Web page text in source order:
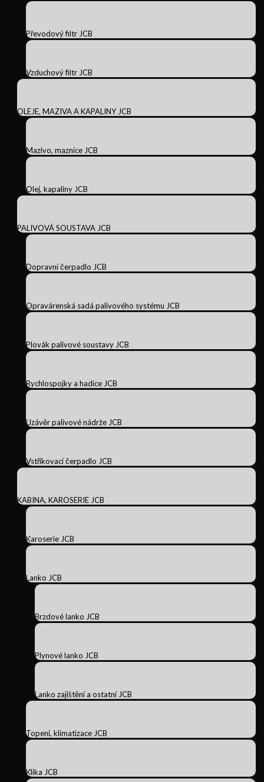
Převodový filtr JCB
Vzduchový filtr JCB
OLEJE, MAZIVA A KAPALINY JCB
Mazivo, maznice JCB
Olej, kapaliny JCB
PALIVOVÁ SOUSTAVA JCB
Dopravní čerpadlo JCB
Opravárenská sadá palivového systému JCB
Plovák palivové soustavy JCB
Rychlospojky a hadice JCB
Uzávěr palivové nádrže JCB
Vstřikovací čerpadlo JCB
KABINA, KAROSERIE JCB
Karoserie JCB
Lanko JCB
Brzdové lanko JCB
Plynové lanko JCB
Lanko zajištění a ostatní JCB
Topení, klimatizace JCB
Klika JCB